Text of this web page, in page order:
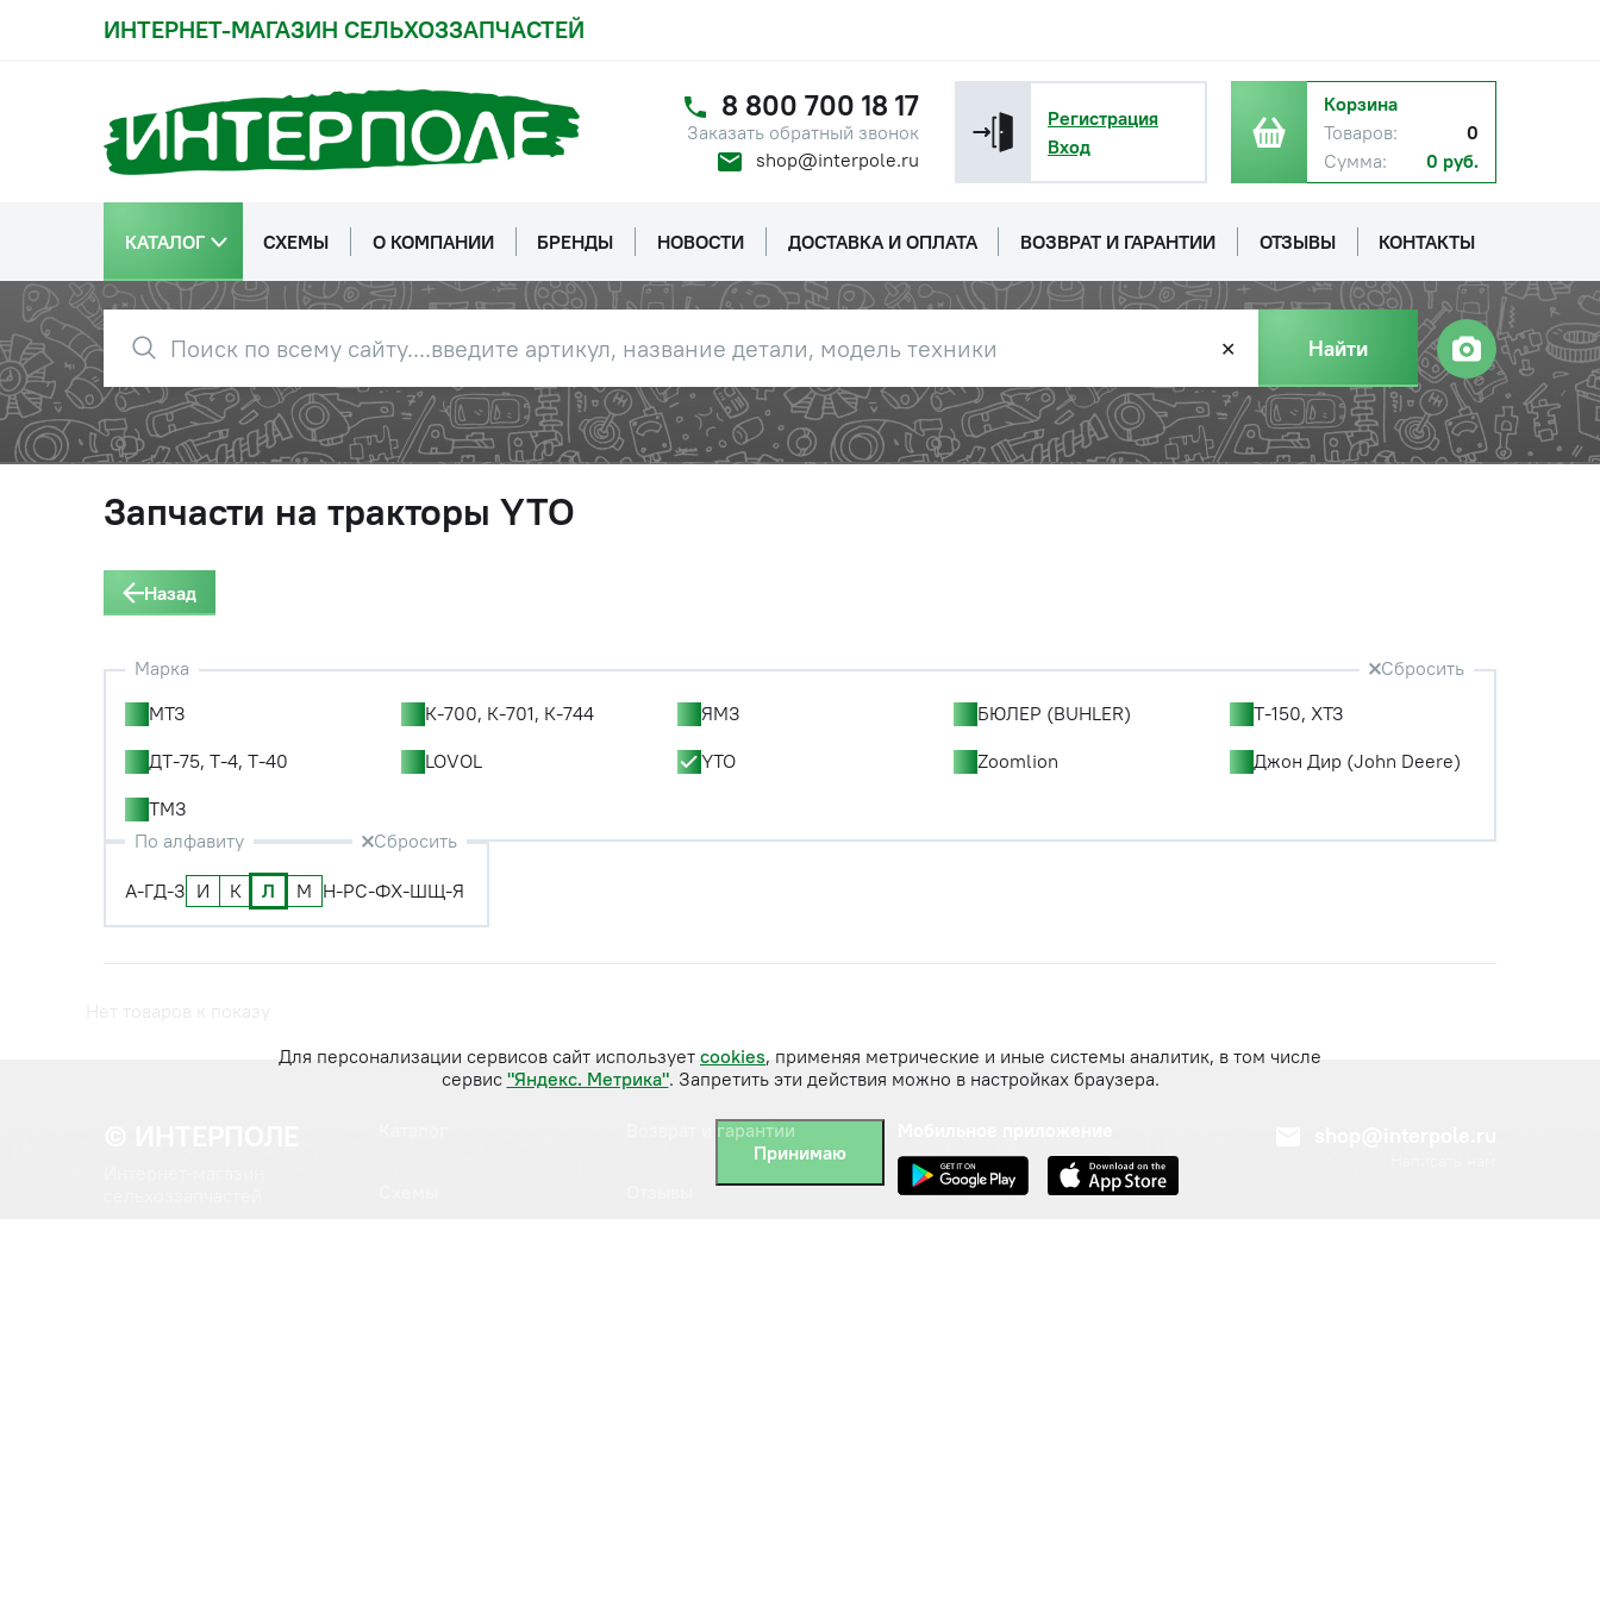
ИНТЕРНЕТ-МАГАЗИН СЕЛЬХОЗЗАПЧАСТЕЙ
8 800 700 18 17
Заказать обратный звонок
shop@interpole.ru
Регистрация
Вход
Корзина
Товаров:
0
Сумма:
0 руб.
КАТАЛОГ СХЕМЫ О КОМПАНИИ БРЕНДЫ НОВОСТИ ДОСТАВКА И ОПЛАТА ВОЗВРАТ И ГАРАНТИИ ОТЗЫВЫ КОНТАКТЫ
✕ Найти
Запчасти на тракторы YTO
Назад
Марка
Сбросить
МТЗ
К-700, К-701, К-744 ЯМЗ БЮЛЕР (BUHLER)
Т-150, ХТЗ
ДТ-75, Т-4, Т-40
LOVOL YTO Zoomlion
Джон Дир (John Deere)
ТМЗ
По алфавиту
Сбросить
А-ГД-З И К Л М Н-РС-ФХ-ШЩ-Я
Возврат и гарантии
Для персонализации сервисов сайт использует cookies, применяя метрические и иные системы аналитик, в том числе
сервис "Яндекс. Метрика". Запретить эти действия можно в настройках браузера.
Принимаю